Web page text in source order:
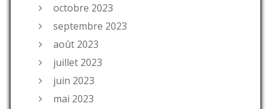
octobre 2023
septembre 2023
août 2023
juillet 2023
juin 2023
mai 2023